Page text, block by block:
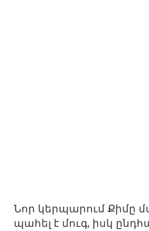
Նոր կերպարում Քիմը
պահել է մուգ, իսկ